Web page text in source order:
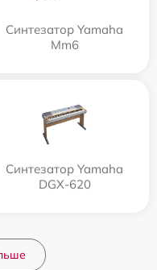
Синтезатор Yamaha
Mm6
Синтезатор Yamaha
DGX-620